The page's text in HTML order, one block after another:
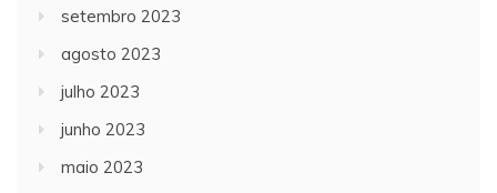
setembro 2023
agosto 2023
julho 2023
junho 2023
maio 2023